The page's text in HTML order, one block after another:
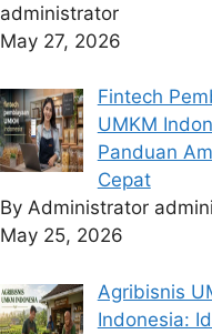
administrator
May 27, 2026
Fintech
UMKM
Panduan
Cepat
By Administrator
May 25, 2026
Agribisnis
Indonesia: